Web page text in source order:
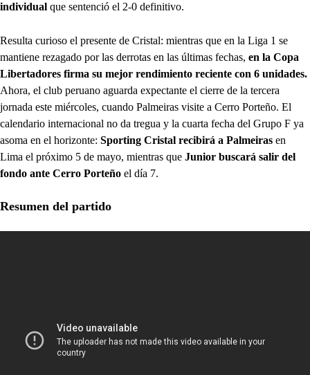
individual que sentenció el 2-0 definitivo.
Resulta curioso el presente de Cristal: mientras que en la Liga 1 se
mantiene rezagado por las derrotas en las últimas fechas, en la Copa
Libertadores firma su mejor rendimiento reciente con 6 unidades.
Ahora, el club peruano aguarda expectante el cierre de la tercera
jornada este miércoles, cuando Palmeiras visite a Cerro Porteño. El
calendario internacional no da tregua y la cuarta fecha del Grupo F ya
asoma en el horizonte: Sporting Cristal recibirá a Palmeiras en
Lima el próximo 5 de mayo, mientras que Junior buscará salir del
fondo ante Cerro Porteño el día 7.
Resumen del partido